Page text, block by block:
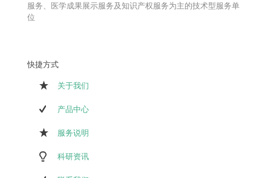
服务、医学成果展示服务及知识产权服务为主的技术型服务单
位
快捷方式
关于我们
产品中心
服务说明
科研资讯